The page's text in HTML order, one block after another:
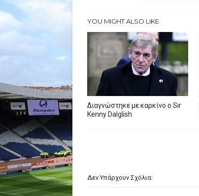
YOU MIGHT ALSO LIKE
Διαγνώστηκε με καρκίνο ο Sir
Kenny Dalglish
Δεν Υπάρχουν Σχόλια: